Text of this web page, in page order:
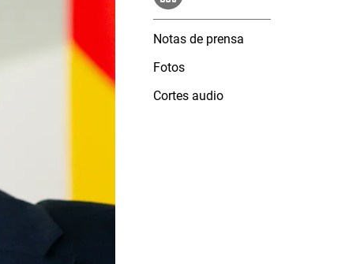
Notas de prensa
Fotos
Cortes audio